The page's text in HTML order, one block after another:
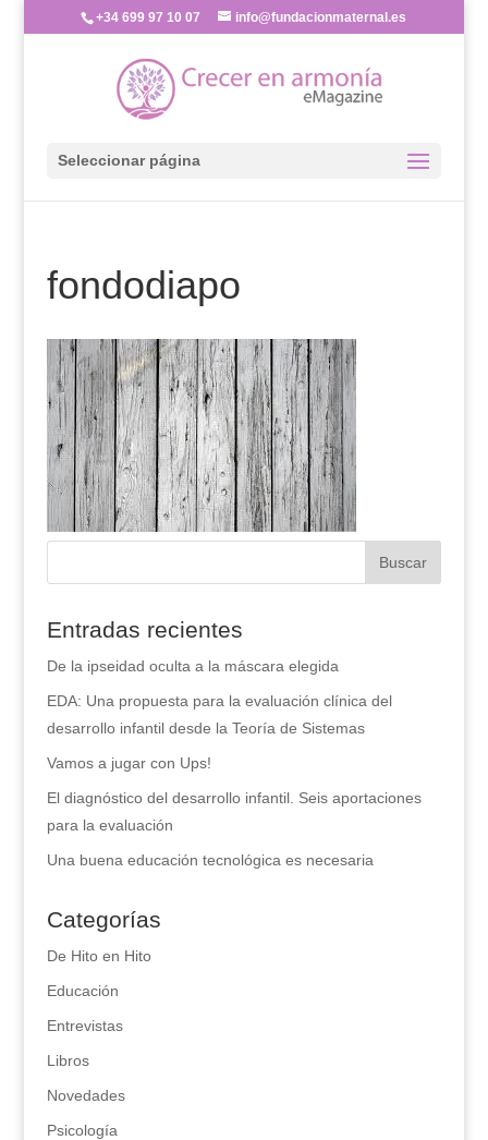
+34 699 97 10 07 info@fundacionmaternal.es
Seleccionar página
fondodiapo
Entradas recientes
De la ipseidad oculta a la máscara elegida
EDA: Una propuesta para la evaluación clínica del
desarrollo infantil desde la Teoría de Sistemas
Vamos a jugar con Ups!
El diagnóstico del desarrollo infantil. Seis aportaciones
para la evaluación
Una buena educación tecnológica es necesaria
Categorías
De Hito en Hito
Educación
Entrevistas
Libros
Novedades
Psicología